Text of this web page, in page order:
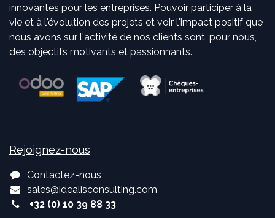
innovantes pour les entreprises. Pouvoir participer à la
vie et à l'évolution des projets et voir l'impact positif que
nous avons sur l'activité de nos clients sont, pour nous,
des objectifs motivants et passionnants.
Rejoignez-nous
Contactez-nous
sales@idealisconsulting.com
+32 (0) 10 39 88 33